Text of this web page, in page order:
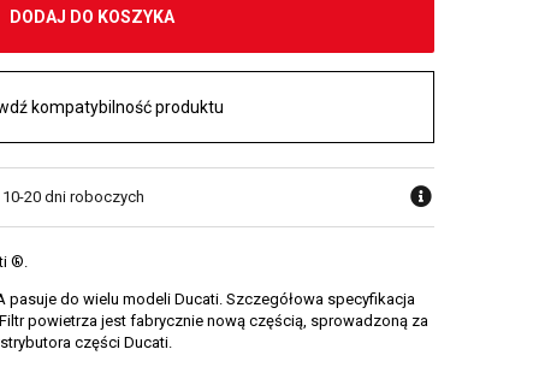
DODAJ DO KOSZYKA
kompatybilność produktu
20 dni roboczych
®.
pasuje do wielu modeli Ducati. Szczegółowa specyfikacja
powietrza jest fabrycznie nową częścią, sprowadzoną za
części Ducati.